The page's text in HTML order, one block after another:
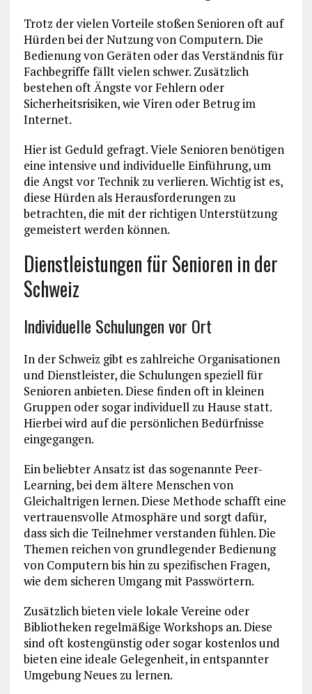
Trotz der vielen Vorteile stoßen Senioren oft auf
Hürden bei der Nutzung von Computern. Die
Bedienung von Geräten oder das Verständnis für
Fachbegriffe fällt vielen schwer. Zusätzlich
bestehen oft Ängste vor Fehlern oder
Sicherheitsrisiken, wie Viren oder Betrug im
Internet.
Hier ist Geduld gefragt. Viele Senioren benötigen
eine intensive und individuelle Einführung, um
die Angst vor Technik zu verlieren. Wichtig ist es,
diese Hürden als Herausforderungen zu
betrachten, die mit der richtigen Unterstützung
gemeistert werden können.
Dienstleistungen für Senioren in der
Schweiz
Individuelle Schulungen vor Ort
In der Schweiz gibt es zahlreiche Organisationen
und Dienstleister, die Schulungen speziell für
Senioren anbieten. Diese finden oft in kleinen
Gruppen oder sogar individuell zu Hause statt.
Hierbei wird auf die persönlichen Bedürfnisse
eingegangen.
Ein beliebter Ansatz ist das sogenannte Peer-
Learning, bei dem ältere Menschen von
Gleichaltrigen lernen. Diese Methode schafft eine
vertrauensvolle Atmosphäre und sorgt dafür,
dass sich die Teilnehmer verstanden fühlen. Die
Themen reichen von grundlegender Bedienung
von Computern bis hin zu spezifischen Fragen,
wie dem sicheren Umgang mit Passwörtern.
Zusätzlich bieten viele lokale Vereine oder
Bibliotheken regelmäßige Workshops an. Diese
sind oft kostengünstig oder sogar kostenlos und
bieten eine ideale Gelegenheit, in entspannter
Umgebung Neues zu lernen.